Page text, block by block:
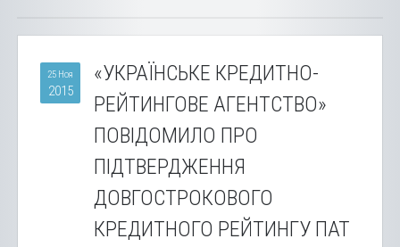
25 Ноя
2015
«УКРАЇНСЬКЕ КРЕДИТНО-
РЕЙТИНГОВЕ АГЕНТСТВО»
ПОВІДОМИЛО ПРО
ПІДТВЕРДЖЕННЯ
ДОВГОСТРОКОВОГО
КРЕДИТНОГО РЕЙТИНГУ ПАТ